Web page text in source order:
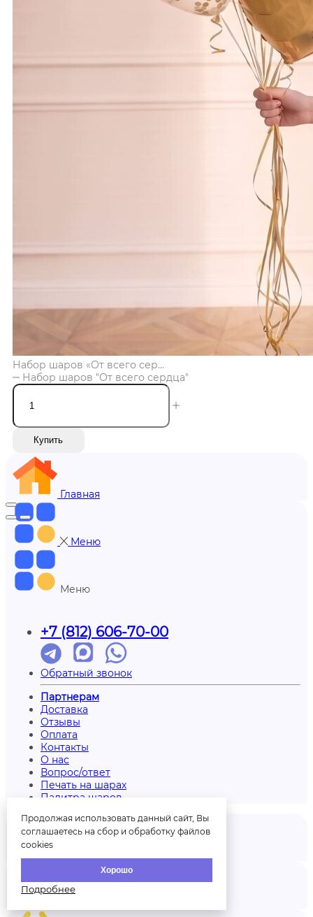
Набор шаров «От всего сер...
Набор шаров "От всего сердца"
Купить
Главная
Меню
Меню
+7 (812) 606-70-00
Обратный звонок
Партнерам
Доставка
Отзывы
Оплата
Контакты
О нас
Вопрос/ответ
Печать на шарах
Палитра шаров
Продолжая использовать данный сайт, Вы
соглашаетесь на сбор и обработку файлов
cookies
Хорошо
Подробнее